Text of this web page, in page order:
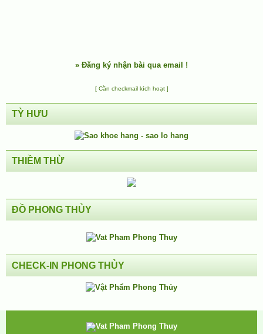
» Đăng ký nhận bài qua email !
[ Cần checkmail kích hoạt ]
TỲ HƯU
THIỀM THỪ
ĐỒ PHONG THỦY
CHECK-IN PHONG THỦY